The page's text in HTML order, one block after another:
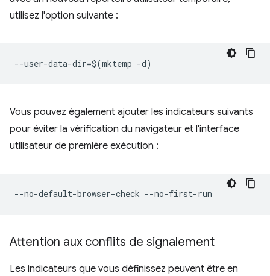
utilisez l'option suivante :
Vous pouvez également ajouter les indicateurs suivants
pour éviter la vérification du navigateur et l'interface
utilisateur de première exécution :
Attention aux conflits de signalement
Les indicateurs que vous définissez peuvent être en